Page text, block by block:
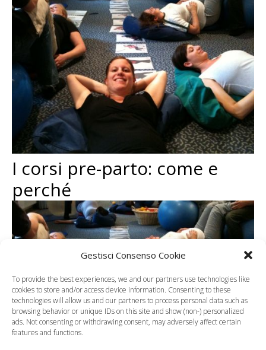
Gestisci Consenso Cookie
To provide the best experiences, we and our partners use technologies like
cookies to store and/or access device information. Consenting to these
technologies will allow us and our partners to process personal data such as
browsing behavior or unique IDs on this site and show (non-) personalized
ads. Not consenting or withdrawing consent, may adversely affect certain
features and functions.
I corsi pre-parto: come e
perché